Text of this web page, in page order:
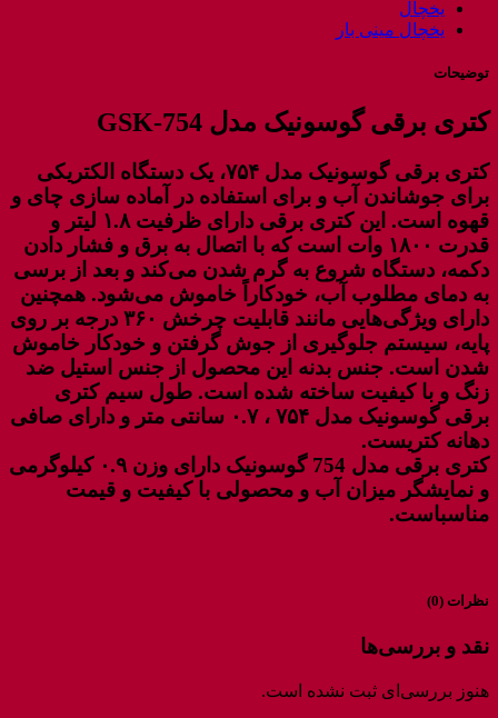
یخچال
یخچال مینی بار
توضیحات
کتری برقی گوسونیک مدل GSK-754
کتری برقی گوسونیک مدل ۷۵۴، یک دستگاه الکتریکی
برای جوشاندن آب و برای استفاده در آماده سازی چای و
قهوه است. این کتری برقی دارای ظرفیت ۱.۸ لیتر و
قدرت ۱۸۰۰ وات است که با اتصال به برق و فشار دادن
دکمه، دستگاه شروع به گرم شدن می‌کند و بعد از برسی
به دمای مطلوب آب، خودکاراً خاموش می‌شود. همچنین
دارای ویژگی‌هایی مانند قابلیت چرخش ۳۶۰ درجه بر روی
پایه، سیستم جلوگیری از جوش گرفتن و خودکار خاموش
شدن است. جنس بدنه این محصول از جنس استیل ضد
زنگ و با کیفیت ساخته شده است. طول سیم کتری
برقی گوسونیک مدل ۷۵۴ ، ۰.۷ سانتی متر و دارای صافی
دهانه کتریست.
کتری برقی مدل 754 گوسونیک دارای وزن ۰.۹ کیلوگرمی
و نمایشگر میزان آب و محصولی با کیفیت و قیمت
مناسباست.
نظرات (0)
نقد و بررسی‌ها
هنوز بررسی‌ای ثبت نشده است.